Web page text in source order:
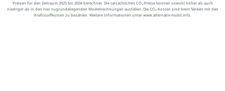
Preisen für den Zeitraum 2025 bis 2034 berechnet. Die tatsächlichen CO₂-Preise können sowohl höher als auch
niedriger als in den hier zugrundeliegenden Modellrechnungen ausfallen. Die CO₂-Kosten sind beim Tanken mit den
Kraftstoffkosten zu bezahlen. Weitere Informationen unter www.alternativ-mobil.info.